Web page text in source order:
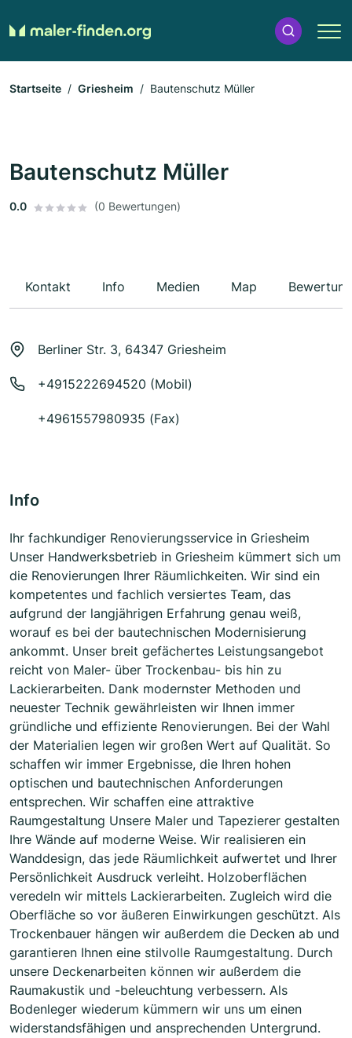
Startseite Griesheim Bautenschutz Müller
Bautenschutz Müller
0.0 (0 Bewertungen)
Kontakt Info Medien Map
Berliner Str. 3, 64347 Griesheim
+4915222694520 (Mobil)
+4961557980935 (Fax)
Info
Ihr fachkundiger Renovierungsservice in Griesheim
Unser Handwerksbetrieb in Griesheim kümmert sich um
die Renovierungen Ihrer Räumlichkeiten. Wir sind ein
kompetentes und fachlich versiertes Team, das
aufgrund der langjährigen Erfahrung genau weiß,
worauf es bei der bautechnischen Modernisierung
ankommt. Unser breit gefächertes Leistungsangebot
reicht von Maler- über Trockenbau- bis hin zu
Lackierarbeiten. Dank modernster Methoden und
neuester Technik gewährleisten wir Ihnen immer
gründliche und effiziente Renovierungen. Bei der Wahl
der Materialien legen wir großen Wert auf Qualität. So
schaffen wir immer Ergebnisse, die Ihren hohen
optischen und bautechnischen Anforderungen
entsprechen. Wir schaffen eine attraktive
Raumgestaltung Unsere Maler und Tapezierer gestalten
Ihre Wände auf moderne Weise. Wir realisieren ein
Wanddesign, das jede Räumlichkeit aufwertet und Ihrer
Persönlichkeit Ausdruck verleiht. Holzoberflächen
veredeln wir mittels Lackierarbeiten. Zugleich wird die
Oberfläche so vor äußeren Einwirkungen geschützt. Als
Trockenbauer hängen wir außerdem die Decken ab und
garantieren Ihnen eine stilvolle Raumgestaltung. Durch
unsere Deckenarbeiten können wir außerdem die
Raumakustik und -beleuchtung verbessern. Als
Bodenleger wiederum kümmern wir uns um einen
widerstandsfähigen und ansprechenden Untergrund.